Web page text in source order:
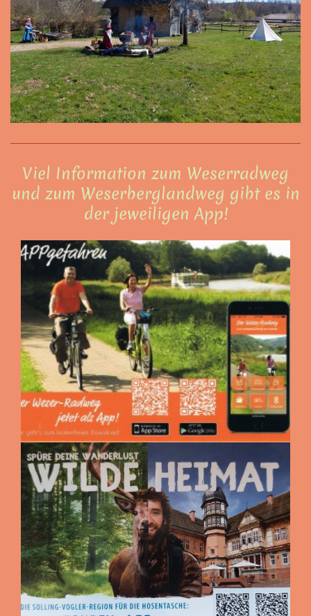
Viel Information zum Weserradweg
und zum Weserberglandweg gibt es in
der jeweiligen App!